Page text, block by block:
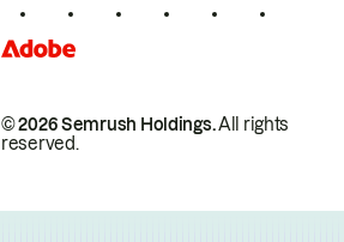
© 2026 Semrush Holdings.All rights
reserved.